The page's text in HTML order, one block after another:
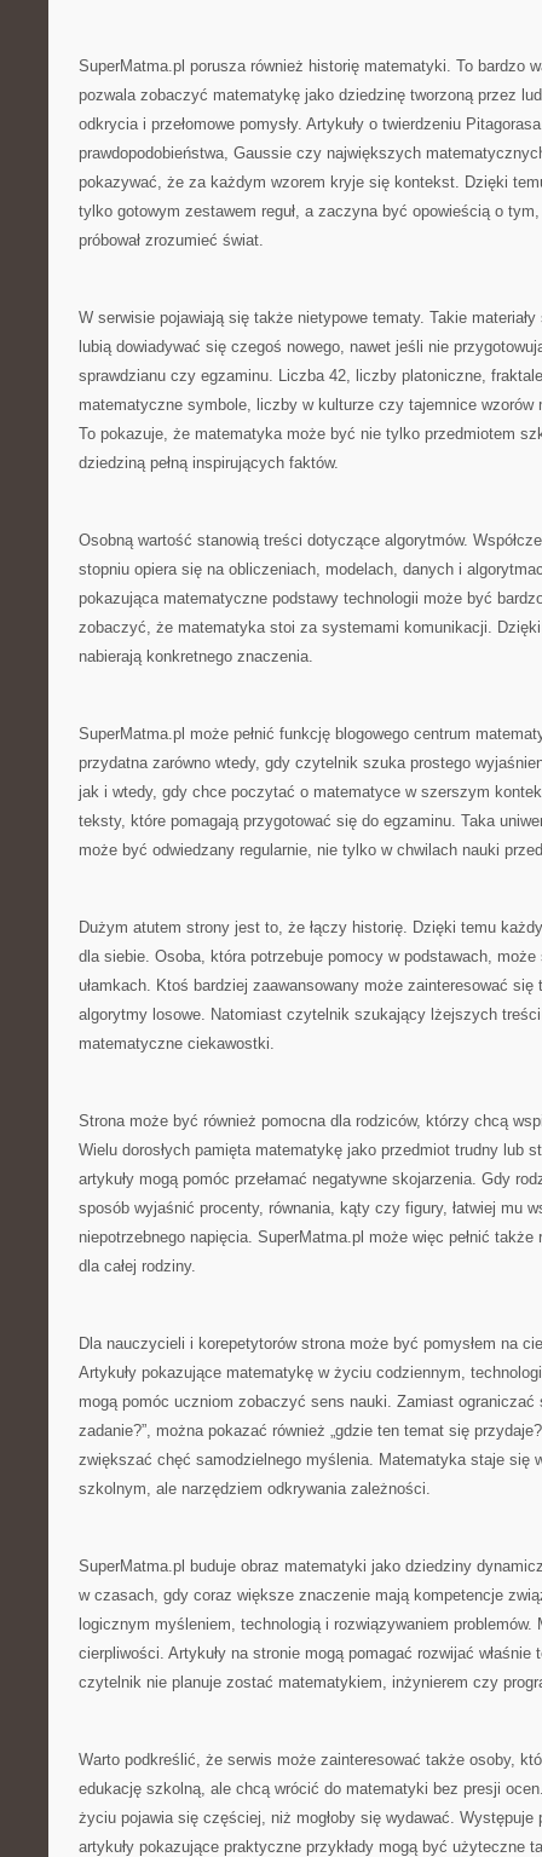
SuperMatma.pl porusza również historię matematyki. To bardzo
pozwala zobaczyć matematykę jako dziedzinę tworzoną przez
odkrycia i przełomowe pomysły. Artykuły o twierdzeniu
prawdopodobieństwa, Gaussie czy największych
pokazywać, że za każdym wzorem kryje się kontekst. Dzięki
tylko gotowym zestawem reguł, a zaczyna być opowieścią o
próbował zrozumieć świat.
W serwisie pojawiają się także nietypowe tematy. Takie
lubią dowiadywać się czegoś nowego, nawet jeśli nie
sprawdzianu czy egzaminu. Liczba 42, liczby platoniczne,
matematyczne symbole, liczby w kulturze czy tajemnice wzorów
To pokazuje, że matematyka może być nie tylko przedmiotem
dziedziną pełną inspirujących faktów.
Osobną wartość stanowią treści dotyczące algorytmów.
stopniu opiera się na obliczeniach, modelach, danych i
pokazująca matematyczne podstawy technologii może być
zobaczyć, że matematyka stoi za systemami komunikacji.
nabierają konkretnego znaczenia.
SuperMatma.pl może pełnić funkcję blogowego centrum
przydatna zarówno wtedy, gdy czytelnik szuka prostego
jak i wtedy, gdy chce poczytać o matematyce w szerszym
teksty, które pomagają przygotować się do egzaminu. Taka
może być odwiedzany regularnie, nie tylko w chwilach nauki
Dużym atutem strony jest to, że łączy historię. Dzięki temu
dla siebie. Osoba, która potrzebuje pomocy w podstawach, może
ułamkach. Ktoś bardziej zaawansowany może zainteresować
algorytmy losowe. Natomiast czytelnik szukający lżejszych
matematyczne ciekawostki.
Strona może być również pomocna dla rodziców, którzy chcą
Wielu dorosłych pamięta matematykę jako przedmiot trudny lub
artykuły mogą pomóc przełamać negatywne skojarzenia. Gdy
sposób wyjaśnić procenty, równania, kąty czy figury, łatwiej mu
niepotrzebnego napięcia. SuperMatma.pl może więc pełnić także
dla całej rodziny.
Dla nauczycieli i korepetytorów strona może być pomysłem na
Artykuły pokazujące matematykę w życiu codziennym,
mogą pomóc uczniom zobaczyć sens nauki. Zamiast ograniczać
zadanie?”, można pokazać również „gdzie ten temat się
zwiększać chęć samodzielnego myślenia. Matematyka staje się
szkolnym, ale narzędziem odkrywania zależności.
SuperMatma.pl buduje obraz matematyki jako dziedziny
w czasach, gdy coraz większe znaczenie mają kompetencje
logicznym myśleniem, technologią i rozwiązywaniem problemów.
cierpliwości. Artykuły na stronie mogą pomagać rozwijać
czytelnik nie planuje zostać matematykiem, inżynierem czy
Warto podkreślić, że serwis może zainteresować także osoby,
edukację szkolną, ale chcą wrócić do matematyki bez presji
życiu pojawia się częściej, niż mogłoby się wydawać. Występuje
artykuły pokazujące praktyczne przykłady mogą być użyteczne